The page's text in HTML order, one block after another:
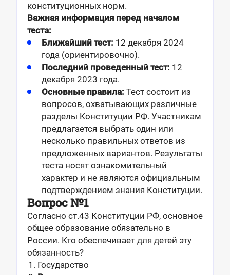
конституционных норм.
Важная информация перед началом
теста:
Ближайший тест: 12 декабря 2024
года (ориентировочно).
Последний проведенный тест: 12
декабря 2023 года.
Основные правила: Тест состоит из
вопросов, охватывающих различные
разделы Конституции РФ. Участникам
предлагается выбрать один или
несколько правильных ответов из
предложенных вариантов. Результаты
теста носят ознакомительный
характер и не являются официальным
подтверждением знания Конституции.
Вопрос №1
Согласно ст.43 Конституции РФ, основное
общее образование обязательно в
России. Кто обеспечивает для детей эту
обязанность?
Государство